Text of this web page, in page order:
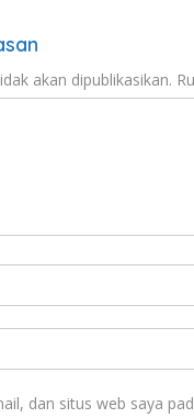
akan dipublikasikan.
dan situs web saya